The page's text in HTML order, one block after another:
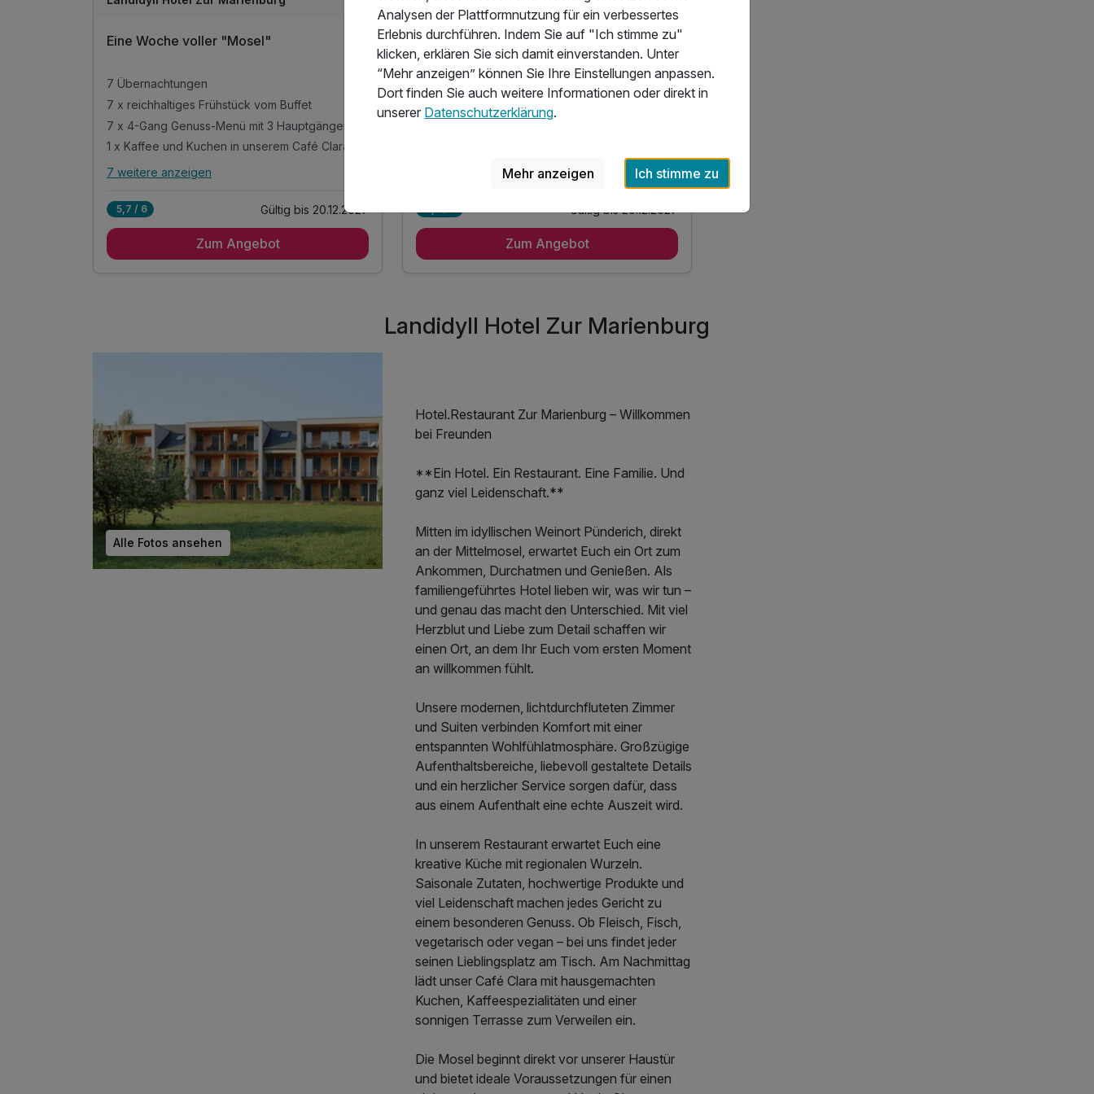
Eine Woche voller "Mosel"
7 Übernachtungen
7 x reichhaltiges Frühstück vom Buffet
Alle Inklusivleistungen
7 x reichhaltiges Frühstück vom Buffet
inkl. täglich frisches Obst
inkl. Informationen über die Region und das
Hotel
inkl. Parkplatz
inkl. WLAN
7 weitere anzeigen
5,7 / 6 Gültig bis 20.12.2027
Zum Angebot
Die Mosel entdecken – mit uns geht Ihr auf
Entdeckerreise
3 Übernachtungen
3 x reichhaltiges Frühstück vom Buffet
Alle Inklusivleistungen 9 enthalten
3 x reichhaltiges Frühstück vom Buffet
inkl. täglich frisches Obst
5 weitere anzeigen
Gültig bis 20.12.2027
Zum Angebot
Landidyll Hotel Zur Marienburg
Alle Fotos ansehen
Hotel.Restaurant Zur Marienburg – Willkommen
bei Freunden
**Ein Hotel. Ein Restaurant. Eine Familie. Und
ganz viel Leidenschaft.**
Mitten im idyllischen Weinort Pünderich, direkt
an der Mittelmosel, erwartet Euch ein Ort zum
Ankommen, Durchatmen und Genießen. Als
familiengeführtes Hotel lieben wir, was wir tun –
und genau das macht den Unterschied. Mit viel
Herzblut und Liebe zum Detail schaffen wir
einen Ort, an dem Ihr Euch vom ersten Moment
an willkommen fühlt.
Unsere modernen, lichtdurchfluteten Zimmer
und Suiten verbinden Komfort mit einer
entspannten Wohlfühlatmosphäre. Großzügige
Aufenthaltsbereiche, liebevoll gestaltete Details
und ein herzlicher Service sorgen dafür, dass
aus einem Aufenthalt eine echte Auszeit wird.
In unserem Restaurant erwartet Euch eine
kreative Küche mit regionalen Wurzeln.
Saisonale Zutaten, hochwertige Produkte und
viel Leidenschaft machen jedes Gericht zu
einem besonderen Genuss. Ob Fleisch, Fisch,
vegetarisch oder vegan – bei uns findet jeder
seinen Lieblingsplatz am Tisch. Am Nachmittag
lädt unser Café Clara mit hausgemachten
Kuchen, Kaffeespezialitäten und einer
sonnigen Terrasse zum Verweilen ein.
Die Mosel beginnt direkt vor unserer Haustür
und bietet ideale Voraussetzungen für einen
Analysen der Plattformnutzung für ein verbessertes
Erlebnis durchführen. Indem Sie auf "Ich stimme zu"
klicken, erklären Sie sich damit einverstanden. Unter
“Mehr anzeigen” können Sie Ihre Einstellungen anpassen.
Dort finden Sie auch weitere Informationen oder direkt in
unserer Datenschutzerklärung.
Mehr anzeigen Ich stimme zu